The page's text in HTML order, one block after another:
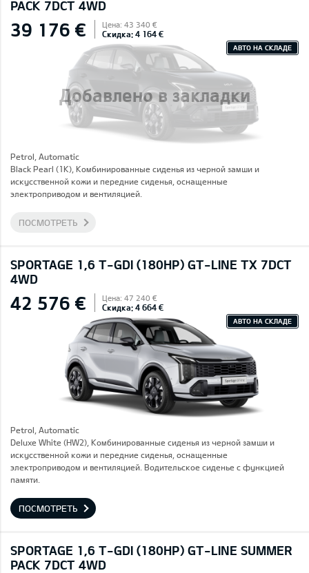
PACK 7DCT 4WD
Добавлено в закладки
39 176 € Цена: 43 340 €
Скидка: 4 164 €
АВТО НА СКЛАДЕ
Petrol, Automatic
Black Pearl (1K), Комбинированные сиденья из черной замши и
искусственной кожи и передние сиденья, оснащенные
электроприводом и вентиляцией.
ПОСМОТРЕТЬ
SPORTAGE 1,6 T-GDI (180HP) GT-LINE TX 7DCT
4WD
42 576 € Цена: 47 240 €
Скидка: 4 664 €
АВТО НА СКЛАДЕ
Petrol, Automatic
Deluxe White (HW2), Комбинированные сиденья из черной замши и
искусственной кожи и передние сиденья, оснащенные
электроприводом и вентиляцией. Водительское сиденье с функцией
памяти.
ПОСМОТРЕТЬ
SPORTAGE 1,6 T-GDI (180HP) GT-LINE SUMMER
PACK 7DCT 4WD